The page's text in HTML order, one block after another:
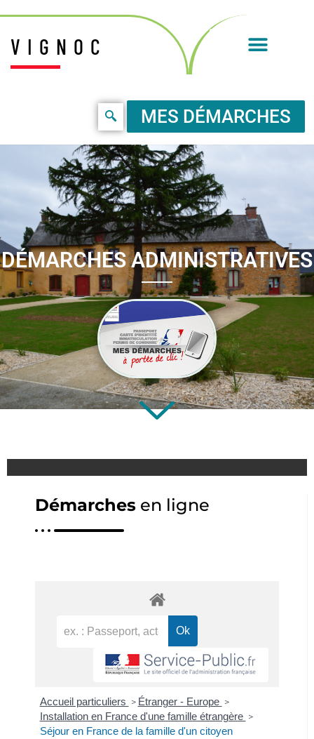
VIGNOC
MES DÉMARCHES
DÉMARCHES ADMINISTRATIVES
Démarches en ligne
Accueil particuliers > Étranger - Europe >
Installation en France d'une famille étrangère >
Séjour en France de la famille d'un citoyen